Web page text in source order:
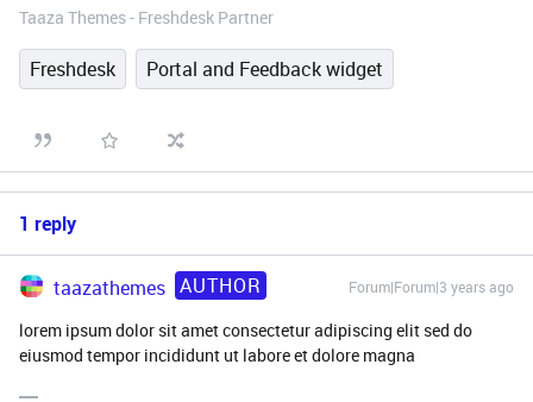
Taaza Themes - Freshdesk Partner
Freshdesk Portal and Feedback widget
1 reply
taazathemes AUTHOR Forum|Forum|3 years ago
lorem ipsum dolor sit amet consectetur adipiscing elit sed do
eiusmod tempor incididunt ut labore et dolore magna